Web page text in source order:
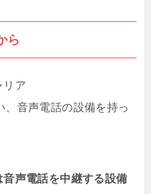
ら
リア
音声電話の設備を持っ
声電話を中継する設備